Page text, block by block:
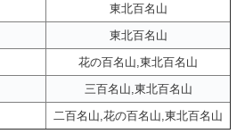
東北百名山
東北百名山
花の百名山,東北百名山
三百名山,東北百名山
二百名山,花の百名山,東北百名山